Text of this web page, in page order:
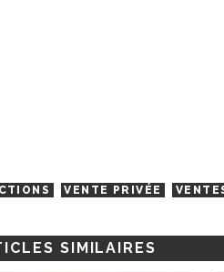
VENTE PRIVÉE
SIMILAIRES